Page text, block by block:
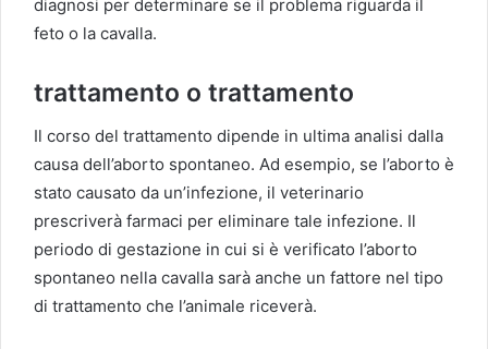
diagnosi per determinare se il problema riguarda il
feto o la cavalla.
trattamento o trattamento
Il corso del trattamento dipende in ultima analisi dalla
causa dell’aborto spontaneo. Ad esempio, se l’aborto è
stato causato da un’infezione, il veterinario
prescriverà farmaci per eliminare tale infezione. Il
periodo di gestazione in cui si è verificato l’aborto
spontaneo nella cavalla sarà anche un fattore nel tipo
di trattamento che l’animale riceverà.